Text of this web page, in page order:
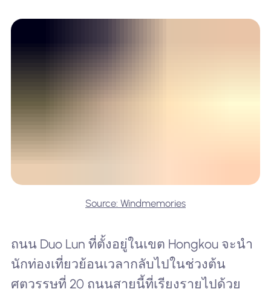
Source: Windmemories
ถนน Duo Lun ที่ตั้งอยู่ในเขต Hongkou จะนำ
นักท่องเที่ยวย้อนเวลากลับไปในช่วงต้น
ศตวรรษที่ 20 ถนนสายนี้ที่เรียงรายไปด้วย